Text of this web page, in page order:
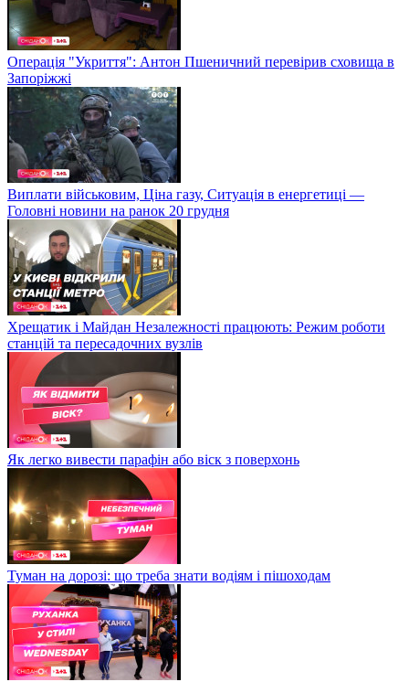
Операція "Укриття": Антон Пшеничний перевірив сховища в
Запоріжжі
Виплати військовим, Ціна газу, Ситуація в енергетиці —
Головні новини на ранок 20 грудня
Хрещатик і Майдан Незалежності працюють: Режим роботи
станцій та пересадочних вузлів
Як легко вивести парафін або віск з поверхонь
Туман на дорозі: що треба знати водіям і пішоходам